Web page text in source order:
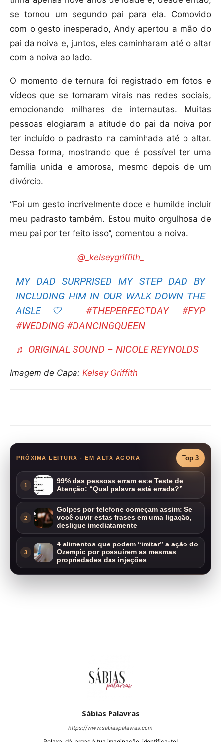
se tornou um segundo pai para ela. Comovido
com o gesto inesperado, Andy apertou a mão do
pai da noiva e, juntos, eles caminharam até o altar
com a noiva ao lado.
O momento de ternura foi registrado em fotos e
vídeos que se tornaram virais nas redes sociais,
emocionando milhares de internautas. Muitas
pessoas elogiaram a atitude do pai da noiva por
ter incluído o padrasto na caminhada até o altar.
Dessa forma, mostrando que é possível ter uma
família unida e amorosa, mesmo depois de um
divórcio.
“Foi um gesto incrivelmente doce e humilde incluir
meu padrasto também. Estou muito orgulhosa de
meu pai por ter feito isso”, comentou a noiva.
@_kelseygriffith_
MY DAD SURPRISED MY STEP DAD BY
INCLUDING HIM IN OUR WALK DOWN THE
AISLE🤍 #THEPERFECTDAY
#FYP
#WEDDING #DANCINGQUEEN
♬ ORIGINAL SOUND – NICOLE REYNOLDS
Imagem de Capa: Kelsey Griffith
PRÓXIMA LEITURA - EM ALTA AGORA Top 3
1
99% das pessoas erram este Teste de
Atenção: “Qual palavra está errada?”
2
Golpes por telefone começam assim: Se
você ouvir estas frases em uma ligação,
desligue imediatamente
3
4 alimentos que podem “imitar” a ação do
Ozempic por possuírem as mesmas
propriedades das injeções
Sábias Palavras
https://www.sabiaspalavras.com